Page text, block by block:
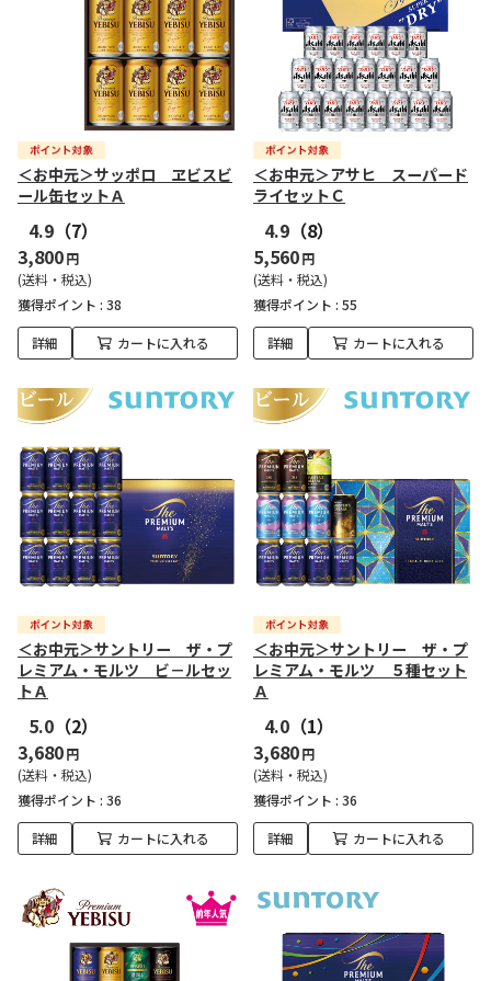
＜お中元＞サッポロ ヱビスビ
ール缶セットＡ
4.9 （7）
3,800円
(送料・税込)
獲得ポイント : 38
詳細 カートに入れる
＜お中元＞アサヒ スーパード
ライセットＣ
4.9 （8）
5,560円
(送料・税込)
獲得ポイント : 55
詳細 カートに入れる
＜お中元＞サントリー ザ・プ
レミアム・モルツ ビ－ルセッ
トＡ
5.0 （2）
3,680円
(送料・税込)
獲得ポイント : 36
詳細 カートに入れる
＜お中元＞サントリー ザ・プ
レミアム・モルツ ５種セット
Ａ
4.0 （1）
3,680円
(送料・税込)
獲得ポイント : 36
詳細 カートに入れる